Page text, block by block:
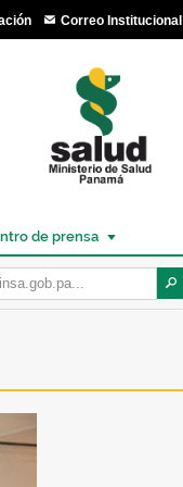
Correo Institucional
de prensa